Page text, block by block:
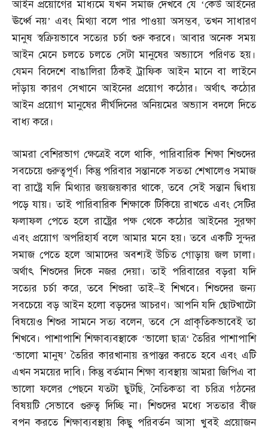
আইন প্রয়োগের মাধ্যমে যখন সমাজ দেখবে যে ‘কেউ আইনের
ঊর্ধ্বে নয়’ এবং মিথ্যা বলে পার পাওয়া অসম্ভব,তখন সাধারণ
মানুষ স্বক্রিয়ভাবে সত্যের চর্চা শুরু করবে। আবার অনেক সময়
আইন মেনে চলতে চলতে সেটা মানুষের অভ্যাসে পরিণত হয়।
যেমন বিদেশে বাঙালিরা ঠিকই ট্রাফিক আইন মানে বা লাইনে
দাঁড়ায় কারণ সেখানে আইনের প্রয়োগ কঠোর। অর্থাৎ কঠোর
আইন প্রয়োগ মানুষের দীর্ঘদিনের অনিয়মের অভ্যাস বদলে দিতে
বাধ্য করে।
আমরা বেশিরভাগ ক্ষেত্রেই বলে থাকি, পারিবারিক শিক্ষা শিশুদের
সবচেয়ে গুরুত্বপূর্ণ। কিন্তু পরিবার সন্তানকে সততা শেখালেও সমাজ
বা রাষ্ট্রে যদি মিথ্যার জয়জয়কার থাকে,তবে সেই সন্তান দ্বিধায়
পড়ে যায়। তাই পারিবারিক শিক্ষাকে টিকিয়ে রাখতে এবং সেটির
ফলাফল পেতে হলে রাষ্ট্রের পক্ষ থেকে কঠোর আইনের সুরক্ষা
এবং প্রয়োগ অপরিহার্য বলে আমার মনে হয়। তবে একটি সুন্দর
সমাজ পেতে হলে আমাদের অবশ্যই উচিত গোড়ায় জল ঢালা।
অর্থাৎ শিশুদের দিকে নজর দেয়া। তাই পরিবারের বড়রা যদি
সত্যের চর্চা করে,তবে শিশুরা তাই–ই শিখবে। শিশুদের জন্য
সবচেয়ে বড় আইন হলো বড়দের আচরণ। আপনি যদি ছোটখাটো
বিষয়েও শিশুর সামনে সত্য বলেন,তবে সে প্রাকৃতিকভাবেই তা
শিখবে। পাশাপাশি শিক্ষাব্যবস্থাকে ‘ভালো ছাত্র‘তৈরির পাশাপাশি
‘ভালো মানুষ’ তৈরির কারখানায় রূপান্তর করতে হবে এবং এটি
এখন সময়ের দাবি। কিন্তু বর্তমান শিক্ষা ব্যবস্থায় আমরা জিপিএ বা
ভালো ফলের পেছনে যতটা ছুটছি,নৈতিকতা বা চরিত্র গঠনের
বিষয়টি সেভাবে গুরুত্ব দিচ্ছি না। শিশুদের মধ্যে সততার বীজ
বপন করতে শিক্ষাব্যবস্থায় কিছু পরিবর্তন আসা খুবই প্রয়োজন